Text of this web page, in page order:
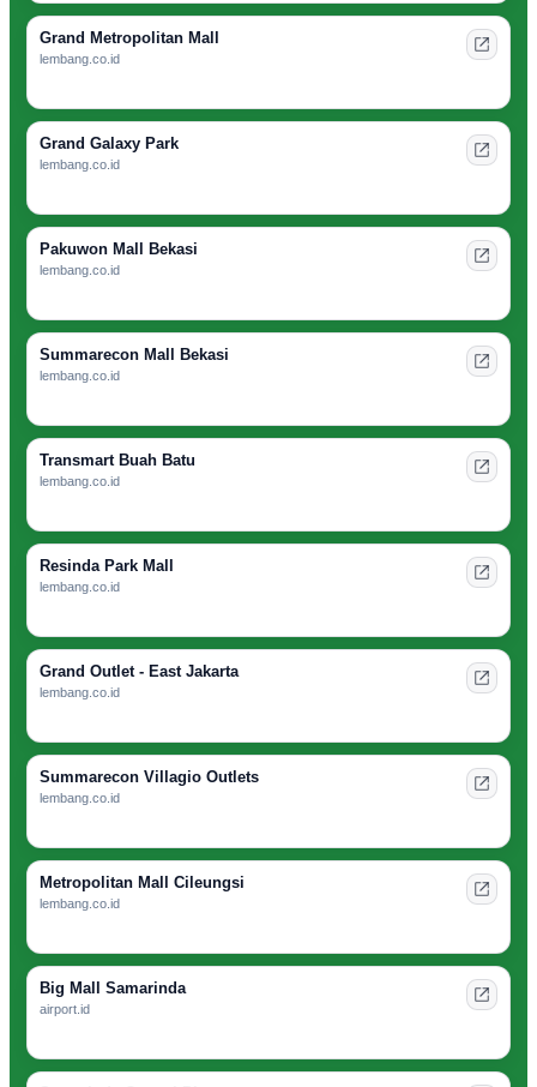
Grand Metropolitan Mall
lembang.co.id
Grand Galaxy Park
lembang.co.id
Pakuwon Mall Bekasi
lembang.co.id
Summarecon Mall Bekasi
lembang.co.id
Transmart Buah Batu
lembang.co.id
Resinda Park Mall
lembang.co.id
Grand Outlet - East Jakarta
lembang.co.id
Summarecon Villagio Outlets
lembang.co.id
Metropolitan Mall Cileungsi
lembang.co.id
Big Mall Samarinda
airport.id